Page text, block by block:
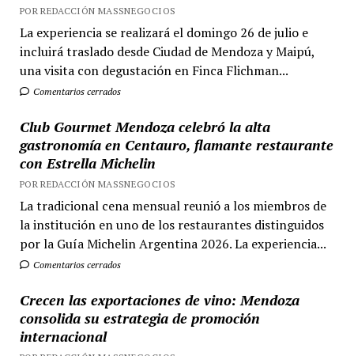
POR REDACCIÓN MASSNEGOCIOS
La experiencia se realizará el domingo 26 de julio e
incluirá traslado desde Ciudad de Mendoza y Maipú,
una visita con degustación en Finca Flichman...
Comentarios cerrados
Club Gourmet Mendoza celebró la alta
gastronomía en Centauro, flamante restaurante
con Estrella Michelin
POR REDACCIÓN MASSNEGOCIOS
La tradicional cena mensual reunió a los miembros de
la institución en uno de los restaurantes distinguidos
por la Guía Michelin Argentina 2026. La experiencia...
Comentarios cerrados
Crecen las exportaciones de vino: Mendoza
consolida su estrategia de promoción
internacional